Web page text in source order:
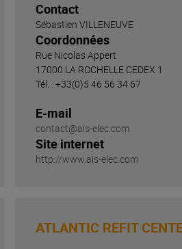
Contact
Sébastien VILLENEUVE
Coordonnées
Rue Nicolas Appert
17000 LA ROCHELLE CEDEX 1
Tél. : +33(0)5 46 56 34 67
E-mail
contact@ais-elec.com
Site internet
http://www.ais-elec.com
ATLANTIC REFIT